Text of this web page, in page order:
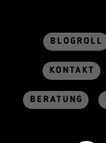
BLOGROLL
KONTAKT
BERATUNG